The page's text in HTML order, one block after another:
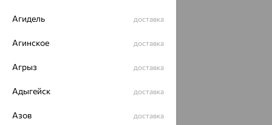
Агидель доставка
Агинское доставка
Агрыз доставка
Адыгейск доставка
Азов доставка